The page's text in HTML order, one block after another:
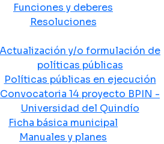
Funciones y deberes
Resoluciones
Actualización y/o formulación de
políticas públicas
Políticas públicas en ejecución
Convocatoria 14 proyecto BPIN -
Universidad del Quindío
Ficha básica municipal
Manuales y planes